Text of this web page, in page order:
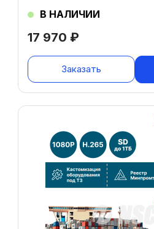
17 970 ₽
В НАЛИЧИИ
Заказать